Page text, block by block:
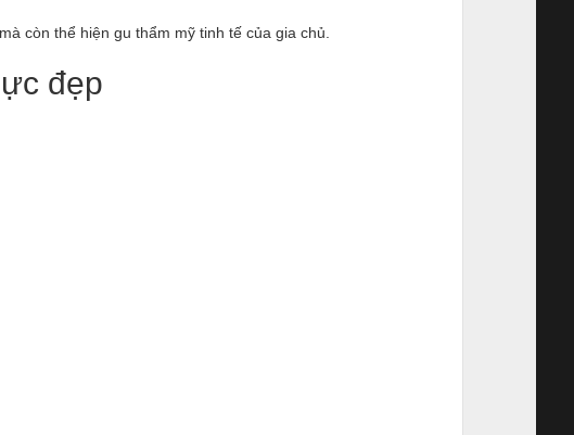
còn thể hiện gu thẩm mỹ tinh tế của gia chủ.
đẹp